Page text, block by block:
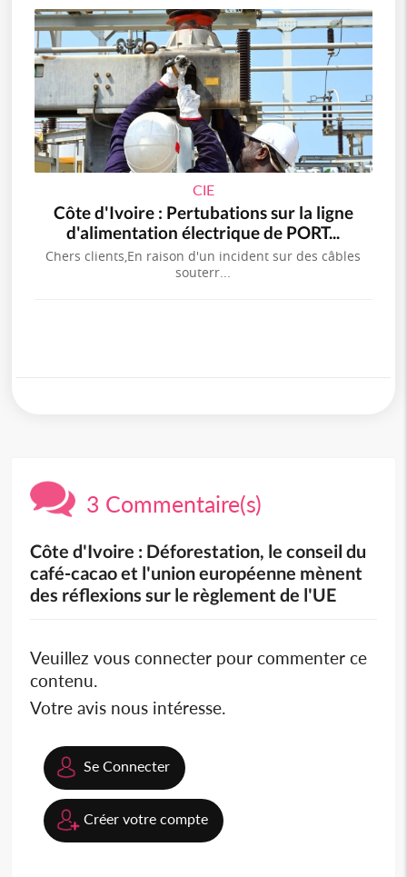
CIE
Côte d'Ivoire : Pertubations sur la ligne
d'alimentation électrique de PORT...
Chers clients,En raison d'un incident sur des câbles
souterr...
3 Commentaire(s)
Côte d'Ivoire : Déforestation, le conseil du
café-cacao et l'union européenne mènent
des réflexions sur le règlement de l'UE
Veuillez vous connecter pour commenter ce
contenu.
Votre avis nous intéresse.
Se Connecter
Créer votre compte